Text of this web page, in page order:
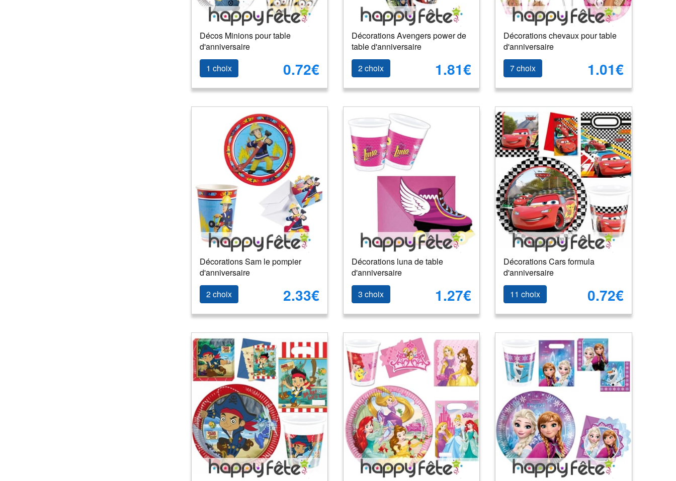
Décos Minions pour table
d'anniversaire
1 choix
0.72€
Décorations Avengers power de
table d'anniversaire
2 choix
1.81€
Décorations chevaux pour table
d'anniversaire
7 choix
1.01€
Décorations Sam le pompier
d'anniversaire
2 choix
2.33€
Décorations luna de table
d'anniversaire
3 choix
1.27€
Décorations Cars formula
d'anniversaire
11 choix
0.72€